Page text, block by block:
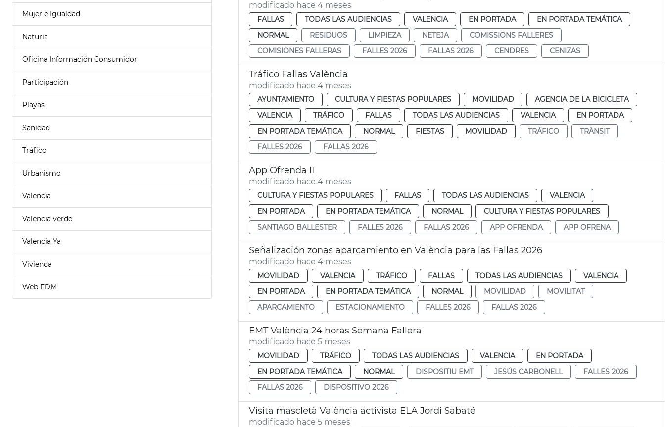
Mujer e Igualdad
Naturia
Oficina Información Consumidor
Participación
Playas
Sanidad
Tráfico
Urbanismo
Valencia
Valencia verde
Valencia Ya
Vivienda
Web FDM
modificado hace 4 meses
FALLAS TODAS LAS AUDIENCIAS VALENCIA EN PORTADA
EN PORTADA TEMÁTICA
NORMAL
RESIDUOS LIMPIEZA NETEJA
COMISSIONS FALLERES
COMISIONES FALLERAS
FALLES 2026 FALLAS 2026 CENDRES CENIZAS
Tráfico Fallas València
modificado hace 4 meses
AYUNTAMIENTO CULTURA Y FIESTAS POPULARES MOVILIDAD
AGENCIA DE LA BICICLETA
VALENCIA
TRÁFICO FALLAS TODAS LAS AUDIENCIAS VALENCIA
EN PORTADA
EN PORTADA TEMÁTICA
NORMAL FIESTAS MOVILIDAD TRÁFICO
TRÀNSIT
FALLES 2026
FALLAS 2026
App Ofrenda II
modificado hace 4 meses
CULTURA Y FIESTAS POPULARES FALLAS TODAS LAS AUDIENCIAS
VALENCIA
EN PORTADA
EN PORTADA TEMÁTICA NORMAL
CULTURA Y FIESTAS POPULARES
SANTIAGO BALLESTER
FALLES 2026 FALLAS 2026 APP OFRENDA APP OFRENA
Señalización zonas aparcamiento en València para las Fallas 2026
modificado hace 4 meses
MOVILIDAD VALENCIA TRÁFICO FALLAS TODAS LAS AUDIENCIAS
VALENCIA
EN PORTADA
EN PORTADA TEMÁTICA NORMAL MOVILIDAD
MOVILITAT
APARCAMIENTO
ESTACIONAMIENTO FALLES 2026 FALLAS 2026
EMT València 24 horas Semana Fallera
modificado hace 5 meses
MOVILIDAD TRÁFICO TODAS LAS AUDIENCIAS VALENCIA
EN PORTADA
EN PORTADA TEMÁTICA
NORMAL DISPOSITIU EMT JESÚS CARBONELL
FALLES 2026
FALLAS 2026
DISPOSITIVO 2026
Visita mascletà València activista ELA Jordi Sabaté
modificado hace 5 meses